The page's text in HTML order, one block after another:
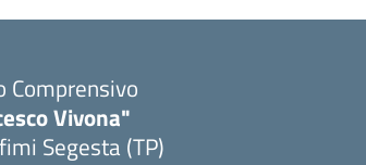
Comprensivo
Vivona"
Segesta (TP)